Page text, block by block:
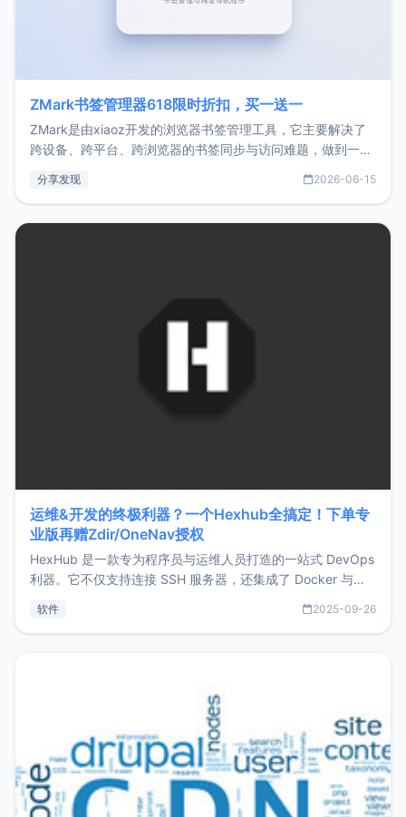
ZMark书签管理器618限时折扣，买一送一
ZMark是由xiaoz开发的浏览器书签管理工具，它主要解决了
跨设备、跨平台、跨浏览器的书签同步与访问难题，做到一处
用，让管理更高效。ZMark官网地址：
分享发现 2026-06-15
运维&开发的终极利器？一个Hexhub全搞定！下单专
业版再赠Zdir/OneNav授权
HexHub 是一款专为程序员与运维人员打造的一站式 DevOps
利器。它不仅支持连接 SSH 服务器，还集成了 Docker 与常
件间频繁切换，仅凭 HexHub 即可同时搞定运维与数据库操
软件 2025-09-26